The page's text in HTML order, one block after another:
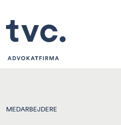
MEDARBEJDERE